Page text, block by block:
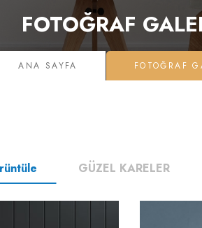
FOTOĞRAF
ANA SAYFA FOTOĞRAF
GÜZEL KARELER